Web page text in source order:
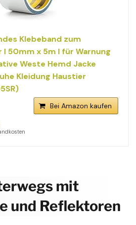
Klebeband zum
I 50mm x 5m I für Warnung
Weste Hemd Jacke
Kleidung Haustier
Bei Amazon kaufen
mit
und Reflektoren